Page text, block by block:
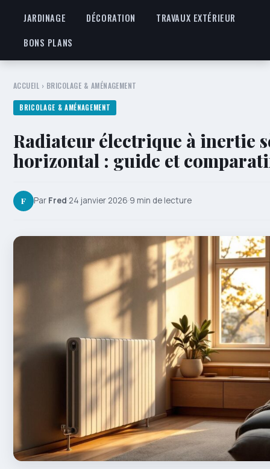
JARDINAGE
DÉCORATION
TRAVAUX EXTÉRIEUR
BONS PLANS
ACCUEIL › BRICOLAGE & AMÉNAGEMENT
BRICOLAGE & AMÉNAGEMENT
Radiateur électrique à inertie
horizontal : guide et
F Par Fred·24 janvier 2026·9 min de lecture